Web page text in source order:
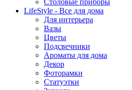
Столовые приборы
LifeStyle - Все для дома
Для интерьера
Вазы
Цветы
Подсвечники
Ароматы для дома
Декор
Фоторамки
Статуэтки